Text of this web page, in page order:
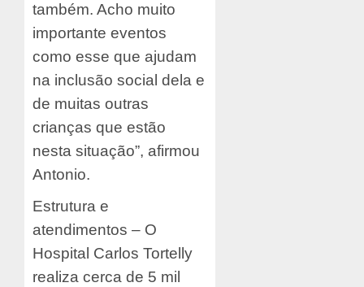
também. Acho muito
importante eventos
como esse que ajudam
na inclusão social dela e
de muitas outras
crianças que estão
nesta situação”, afirmou
Antonio.
Estrutura e
atendimentos – O
Hospital Carlos Tortelly
realiza cerca de 5 mil